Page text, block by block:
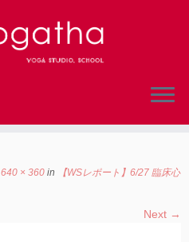
640 × 360 in 【WSレポート】6/27 臨床心
Next →